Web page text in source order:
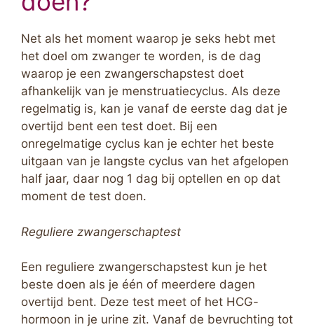
Net als het moment waarop je seks hebt met
het doel om zwanger te worden, is de dag
waarop je een zwangerschapstest doet
afhankelijk van je menstruatiecyclus. Als deze
regelmatig is, kan je vanaf de eerste dag dat je
overtijd bent een test doet. Bij een
onregelmatige cyclus kan je echter het beste
uitgaan van je langste cyclus van het afgelopen
half jaar, daar nog 1 dag bij optellen en op dat
moment de test doen.
Reguliere zwangerschaptest
Een reguliere zwangerschapstest kun je het
beste doen als je één of meerdere dagen
overtijd bent. Deze test meet of het HCG-
hormoon in je urine zit. Vanaf de bevruchting tot